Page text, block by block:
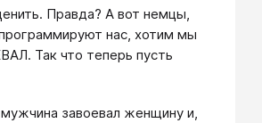
Правда? А вот немцы,
нас, хотим мы
Так что теперь пусть
завоевал женщину и,